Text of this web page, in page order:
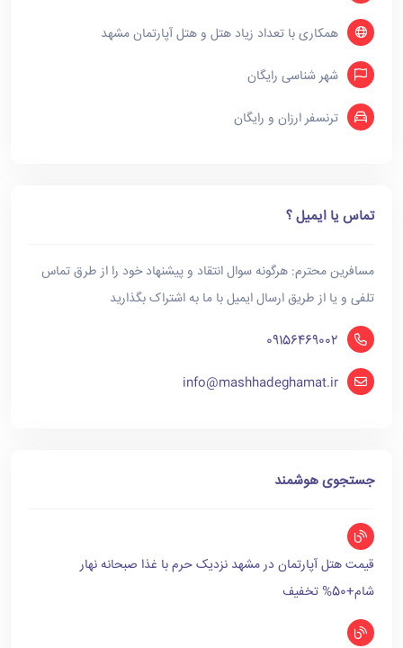
همکاری با تعداد زیاد هتل و هتل آپارتمان مشهد
شهر شناسی رایگان
ترنسفر ارزان و رایگان
تماس یا ایمیل ؟
مسافرین محترم: هرگونه سوال انتقاد و پیشنهاد خود را از طرق تماس
تلفی و یا از طریق ارسال ایمیل با ما به اشتراک بگذارید
09156469002
info@mashhadeghamat.ir
جستجوی هوشمند
قیمت هتل آپارتمان در مشهد نزدیک حرم با غذا صبحانه نهار
شام+50% تخفیف